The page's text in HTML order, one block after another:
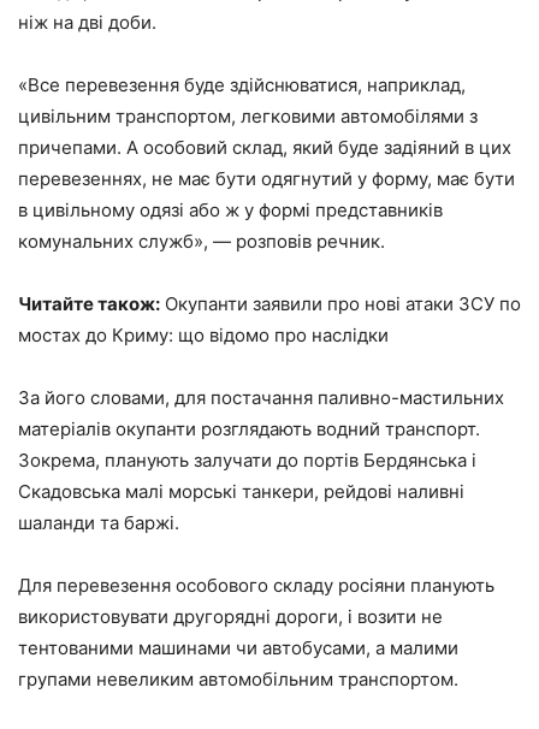
ніж на дві доби.
«Все перевезення буде здійснюватися, наприклад,
цивільним транспортом, легковими автомобілями з
причепами. А особовий склад, який буде задіяний в цих
перевезеннях, не має бути одягнутий у форму, має бути
в цивільному одязі або ж у формі представників
комунальних служб», — розповів речник.
Читайте також: Окупанти заявили про нові атаки ЗСУ по
мостах до Криму: що відомо про наслідки
За його словами, для постачання паливно-мастильних
матеріалів окупанти розглядають водний транспорт.
Зокрема, планують залучати до портів Бердянська і
Скадовська малі морські танкери, рейдові наливні
шаланди та баржі.
Для перевезення особового складу росіяни планують
використовувати другорядні дороги, і возити не
тентованими машинами чи автобусами, а малими
групами невеликим автомобільним транспортом.